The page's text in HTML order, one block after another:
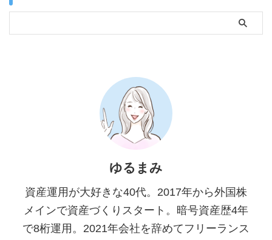
ゆるまみ
資産運用が大好きな40代。2017年から外国株
メインで資産づくりスタート。暗号資産歴4年
で8桁運用。2021年会社を辞めてフリーランス